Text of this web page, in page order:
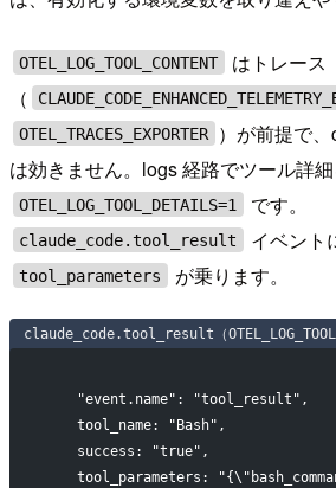
OTEL_LOG_TOOL_CONTENT
はトレース
（
OTEL_TRACES_EXPORTER
）が前提で
は効きません。logs 経路でツール詳
OTEL_LOG_TOOL_DETAILS=1 です。
claude_code.tool_result イベント
tool_parameters が乗ります。
claude_code.tool_result（
    "event.name": "tool_result",
    tool_name: "Bash",
    success: "true",
tool_parameters: